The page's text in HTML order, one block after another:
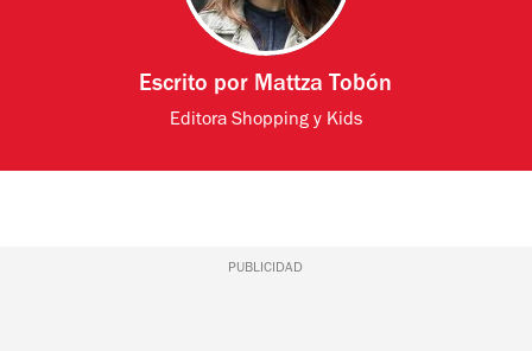
Escrito por Mattza Tobón
Editora Shopping y Kids
PUBLICIDAD